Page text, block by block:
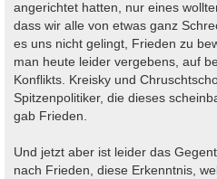
angerichtet hatten, nur eines
dass wir alle von etwas ganz
es uns nicht gelingt, Frieden zu
man heute leider vergebens, auf
Konflikts. Kreisky und
Spitzenpolitiker, die dieses
gab Frieden.
Und jetzt aber ist leider das
nach Frieden, diese Erkenntnis,